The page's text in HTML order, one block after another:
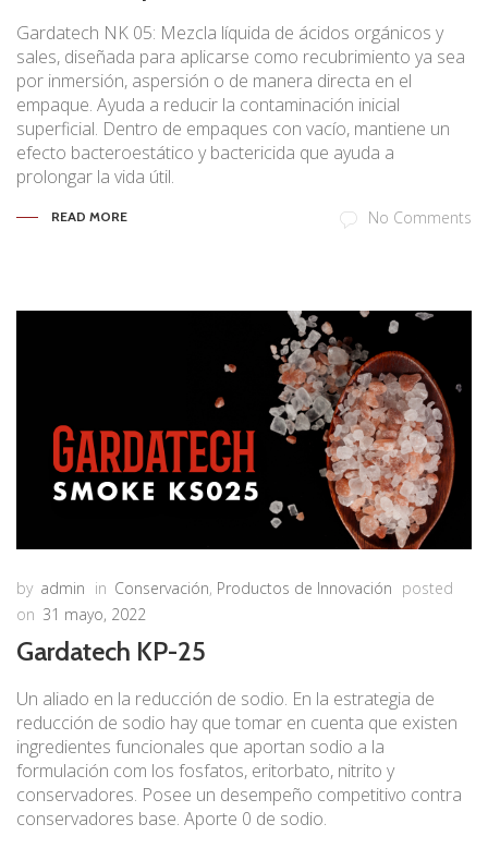
Gardatech NK 05: Mezcla líquida de ácidos orgánicos y
sales, diseñada para aplicarse como recubrimiento ya sea
por inmersión, aspersión o de manera directa en el
empaque. Ayuda a reducir la contaminación inicial
superficial. Dentro de empaques con vacío, mantiene un
efecto bacteroestático y bactericida que ayuda a
prolongar la vida útil.
READ MORE No Comments
by admin in Conservación, Productos de Innovación posted
on 31 mayo, 2022
Gardatech KP-25
Un aliado en la reducción de sodio. En la estrategia de
reducción de sodio hay que tomar en cuenta que existen
ingredientes funcionales que aportan sodio a la
formulación com los fosfatos, eritorbato, nitrito y
conservadores. Posee un desempeño competitivo contra
conservadores base. Aporte 0 de sodio.